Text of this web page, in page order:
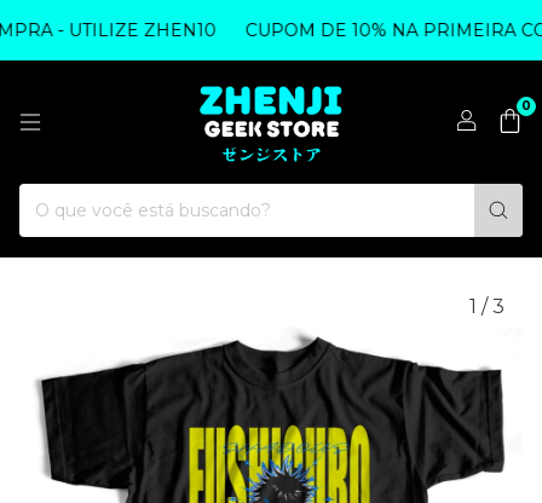
- UTILIZE ZHEN10 CUPOM DE 10% NA PRIMEIRA
0
1 / 3